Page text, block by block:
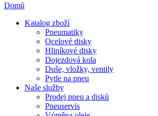
Domů
Katalog zboží
Pneumatiky
Ocelové disky
Hliníkové disky
Dojezdová kola
Duše, vložky, ventily
Pytle na pneu
Naše služby
Prodej pneu a disků
Pneuservis